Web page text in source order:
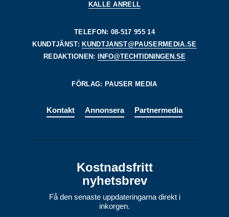
KALLE ANRELL
TELEFON: 08-517 955 14
KUNDTJÄNST: KUNDTJANST@PAUSERMEDIA.SE
REDAKTIONEN:
INFO@TECHTIDNINGEN.SE
FÖRLAG: PAUSER MEDIA
Kontakt Annonsera Partnermedia
Kostnadsfritt
nyhetsbrev
Få den senaste uppdateringarna direkt i
inkorgen.